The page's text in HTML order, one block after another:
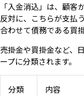
「入金消込」は、顧
反対に、こちらが支払
合わせて債務である買
売掛金や買掛金など、
ープに分類されます。
分類 内容